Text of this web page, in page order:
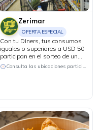
Zerimar
OFERTA ESPECIAL
Con tu Diners, tus consumos
iguales o superiores a USD 50
participan en el sorteo de un
televisor de 100 pulgadas.
Consulta las ubicaciones participantes